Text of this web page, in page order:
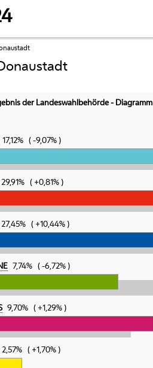
der Landeswahlbehörde - Diagramm
17,12% -9,07%
29,91% +0,81%
27,45% +10,44%
7,74% -6,72%
9,70% +1,29%
2,57% +1,70%